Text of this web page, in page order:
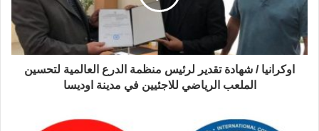
اوكرانيا / شهادة تقدير لرئيس منظمة الدرع العالمية لتحسين
الملعب الرياضي للاجئيين في مدينة اوديسا